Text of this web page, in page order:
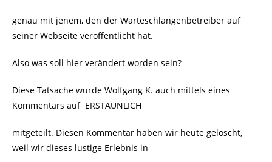
genau mit jenem, den der Warteschlangenbetreiber auf
seiner Webseite veröffentlicht hat.
Also was soll hier verändert worden sein?
Diese Tatsache wurde Wolfgang K. auch mittels eines
Kommentars auf ERSTAUNLICH
mitgeteilt. Diesen Kommentar haben wir heute gelöscht,
weil wir dieses lustige Erlebnis in